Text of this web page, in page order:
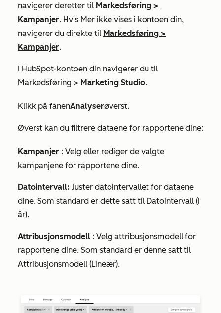
navigerer deretter til Markedsføring >
Kampanjer. Hvis Mer ikke vises i kontoen din,
navigerer du direkte til Markedsføring >
Kampanjer.
I HubSpot-kontoen din navigerer du til
Markedsføring > Marketing Studio.
Klikk på fanenAnalyserøverst.
Øverst kan du filtrere dataene for rapportene dine:
Kampanjer : Velg eller rediger de valgte
kampanjene for rapportene dine.
Datointervall: Juster datointervallet for dataene
dine. Som standard er dette satt til Datointervall (i
år).
Attribusjonsmodell : Velg attribusjonsmodell for
rapportene dine. Som standard er denne satt til
Attribusjonsmodell (Lineær).